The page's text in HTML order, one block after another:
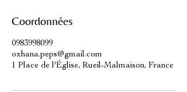
Coordonnées
0983998099
oxhana.peps@gmail.com
1 Place de l'Église, Rueil-Malmaison, France